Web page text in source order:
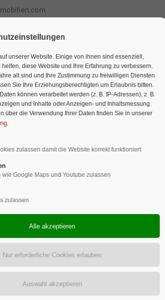
Praxiswissen Über mich Service
Podcast
unserer Website. Einige von ihnen sind essenziell,
diese Website und Ihre Erfahrung zu verbessern.
alt sind und Ihre Zustimmung zu freiwilligen Diensten
Sie Ihre Erziehungsberechtigten um Erlaubnis bitten.
können verarbeitet werden (z. B. IP-Adressen), z. B.
und Inhalte oder Anzeigen- und Inhaltsmessung.
über die Verwendung Ihrer Daten finden Sie in unserer
.
zulassen damit die Website korrekt funktioniert
wie Google Maps und Youtube zulassen
zulassen